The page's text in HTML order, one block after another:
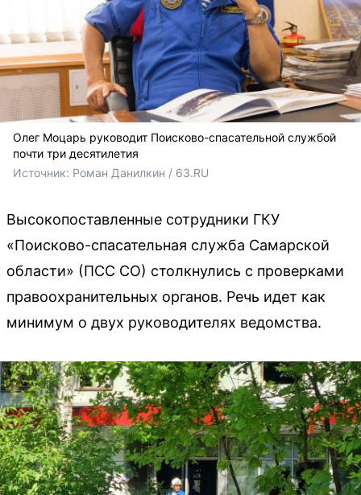
Олег Моцарь руководит Поисково-спасательной службой
почти три десятилетия
Источник: Роман Данилкин / 63.RU
Высокопоставленные сотрудники ГКУ
«Поисково-спасательная служба Самарской
области» (ПСС СО) столкнулись с проверками
правоохранительных органов. Речь идет как
минимум о двух руководителях ведомства.